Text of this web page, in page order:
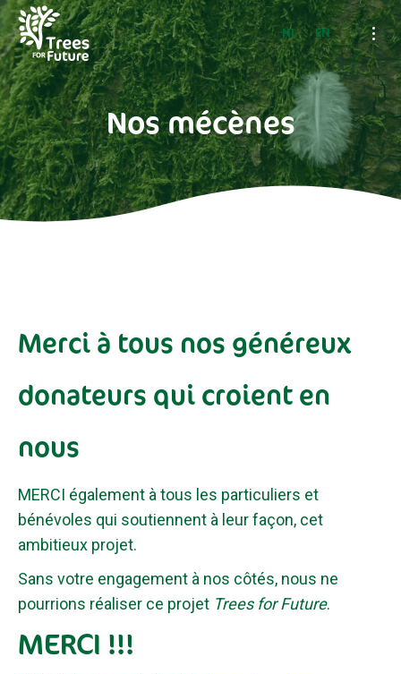
NL EN
Nos mécènes
Merci à tous nos généreux
donateurs qui croient en
nous
MERCI également à tous les particuliers et
bénévoles qui soutiennent à leur façon, cet
ambitieux projet.
Sans votre engagement à nos côtés, nous ne
pourrions réaliser ce projet Trees for Future.
MERCI !!!